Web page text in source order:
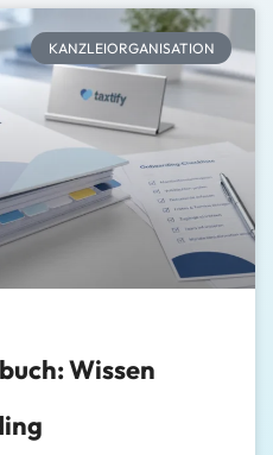
KANZLEIORGANISATION
Wissen